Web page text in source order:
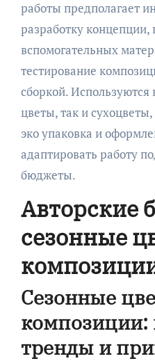
работы предполагает
разработку концепции,
вспомогательных
тестирование
сборкой.
цветы, так и
эко упаковка и
адаптировать работу
бюджеты.
Авторские
сезонные
Сезонные
композиции:
тренды и